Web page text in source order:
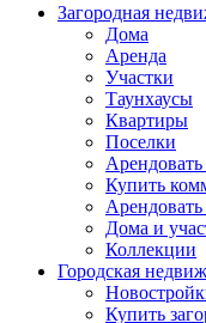
Загородная
Дома
Аренда
Участки
Таунхаусы
Квартиры
Поселки
Купить
Арендовать
Дома и
Коллекции
Городская
Купить